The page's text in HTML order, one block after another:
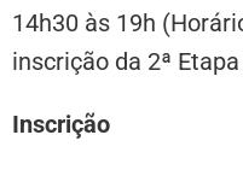
14h30 às 19h
inscrição da 2ª
Inscrição